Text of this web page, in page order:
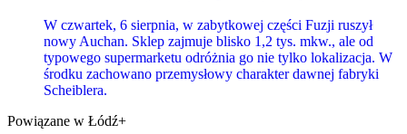
W czwartek, 6 sierpnia, w zabytkowej części Fuzji ruszył
nowy Auchan. Sklep zajmuje blisko 1,2 tys. mkw., ale od
typowego supermarketu odróżnia go nie tylko lokalizacja. W
środku zachowano przemysłowy charakter dawnej fabryki
Scheiblera.
Powiązane w Łódź+